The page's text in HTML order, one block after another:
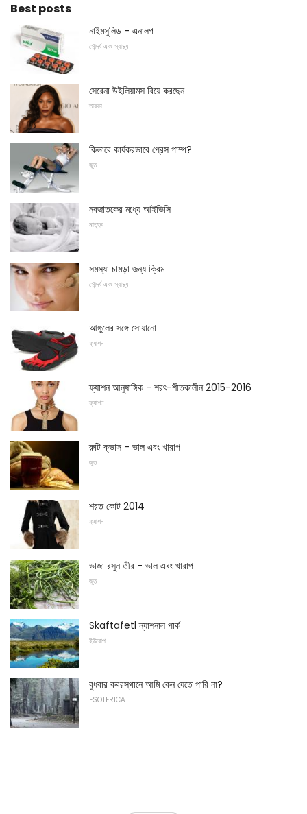
Best posts
নাইমসুলিড - এনালগ
সৌন্দর্য এবং স্বাস্থ্য
সেরেনা উইলিয়ামস বিয়ে করছেন
তারকা
কিভাবে কার্যকরভাবে প্রেস পাম্প?
জুত
নবজাতকের মধ্যে আইভিসি
মাতৃত্ব
সমস্যা চামড়া জন্য ক্রিম
সৌন্দর্য এবং স্বাস্থ্য
আঙ্গুলের সঙ্গে সোয়ানো
ফ্যাশন
ফ্যাশন আনুষাঙ্গিক - শরৎ-শীতকালীন 2015-2016
ফ্যাশন
রুটি ক্ভাস - ভাল এবং খারাপ
জুত
শরত কোট 2014
ফ্যাশন
ভাজা রসুন তীর - ভাল এবং খারাপ
জুত
Skaftafetl ন্যাশনাল পার্ক
ইউরোপ
বুধবার কবরস্থানে আমি কেন যেতে পারি না?
ESOTERICA